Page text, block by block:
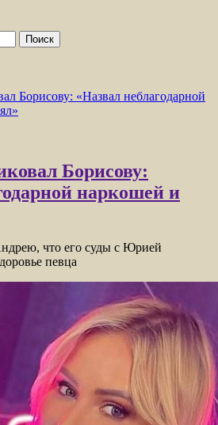
Борисову: «Назвал неблагодарной
Борисову:
наркошей и
что его суды с Юрией
певца